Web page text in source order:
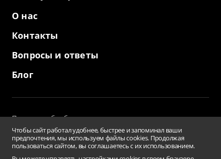
О нас
Контакты
Вопросы и ответы
Блог
Политика обработки персональных данных
и использование файлов cookies
Пользовательское соглашение
Заверения и гарантии
Чтобы сайт работал удобнее, быстрее и запоминал ваши
предпочтения, мы используем файлы cookies. Продолжая
пользоваться сайтом, вы соглашаетесь с их использованием.